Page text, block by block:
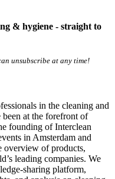
& hygiene - straight to
unsubscribe at any time!
in the cleaning and
at the forefront of
founding of Interclean
in Amsterdam and
overview of products,
leading companies. We
sharing platform,